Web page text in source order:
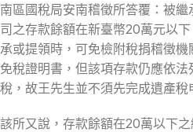
南區國稅局安南稽徵所答覆：被
司之存款餘額在新臺幣20萬元以
承或提領時，可免檢附稅捐稽徵
免稅證明書，但該項存款仍應依
稅，故王先生並不須先完成遺產稅
該所又說，存款餘額在20萬以下